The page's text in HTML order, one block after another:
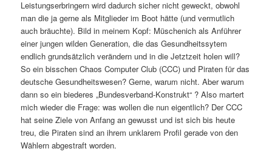
Leistungserbringern wird dadurch sicher nicht geweckt, obwohl
man die ja gerne als Mitglieder im Boot hätte (und vermutlich
auch bräuchte). Bild in meinem Kopf: Müschenich als Anführer
einer jungen wilden Generation, die das Gesundheitssytem
endlich grundsätzlich verändern und in die Jetztzeit holen will?
So ein bisschen Chaos Computer Club (CCC) und Piraten für das
deutsche Gesundheitswesen? Gerne, warum nicht. Aber warum
dann so ein biederes „Bundesverband-Konstrukt“ ? Also martert
mich wieder die Frage: was wollen die nun eigentlich? Der CCC
hat seine Ziele von Anfang an gewusst und ist sich bis heute
treu, die Piraten sind an ihrem unklarem Profil gerade von den
Wählern abgestraft worden.